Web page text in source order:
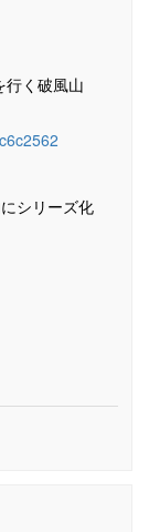
行く破風山
シリーズ化